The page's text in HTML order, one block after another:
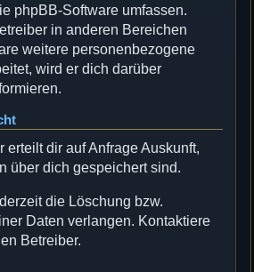
phpBB-Software umfassen.
in anderen Bereichen
weitere personenbezogene
wird er dich darüber
erteilt dir auf Anfrage Auskunft,
über dich gespeichert sind.
die Löschung bzw.
Daten verlangen. Kontaktiere
Betreiber.